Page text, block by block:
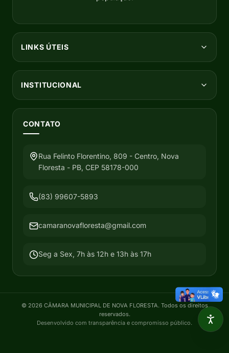
LINKS ÚTEIS
INSTITUCIONAL
CONTATO
Rua Felinto Florentino, 809 - Centro, Nova
Floresta - PB, CEP 58178-000
(83) 99607-5893
camaranovafloresta@gmail.com
Seg a Sex, 7h às 12h e 13h às 17h
© 2026 CÂMARA MUNICIPAL DE NOVA FLORESTA. Todos os direitos
reservados.
Desenvolvido com transparência e compromisso público.